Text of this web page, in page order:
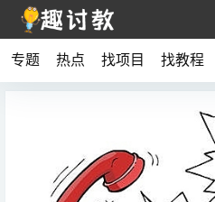
专题 热点 找项目 找教程